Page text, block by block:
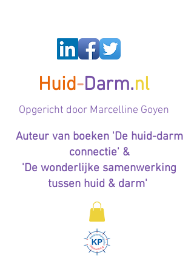
Auteur van boeken 'De huid-darm
connectie' &
'De wonderlijke samenwerking
tussen huid & darm'
Huid-Darm.nl
Opgericht door Marcelline Goyen